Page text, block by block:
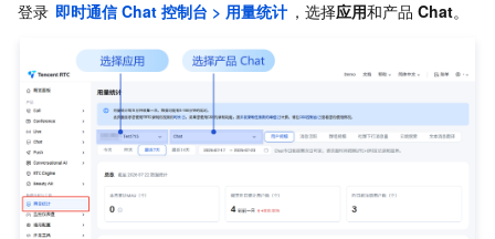
云硬盘
云 HDFS
数据加速器 GooseFS
数据万象
智能媒资托管
云数据库 MySQL
云数据库 MariaDB
云数据库 PostgreSQL
关系型数据库TDSQL
TDSQL-C MySQL 版
TDSQL MySQL 版
NoSQL 数据库
腾讯云分布式缓存数据库（兼容 Redis）
数据库 SaaS 服务
登录 即时通信 Chat 控制台 > 用量统计 ，选择应用和产品 Chat。